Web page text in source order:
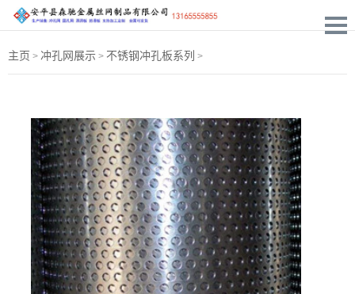
主页 > 冲孔网展示 > 不锈钢冲孔板系列 >